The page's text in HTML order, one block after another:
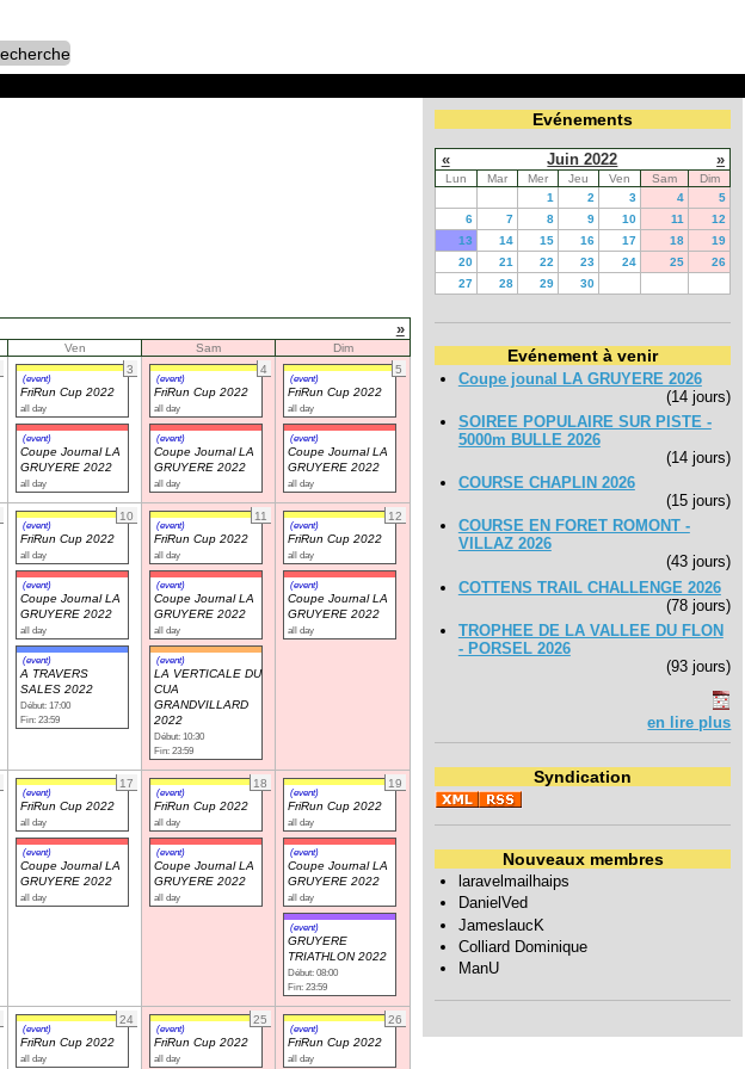
»
Ven Sam
Dim
3
(event)
FriRun Cup 2022
all day
(event)
Coupe Journal LA
GRUYERE 2022
all day
4
(event)
FriRun Cup 2022
all day
(event)
Coupe Journal LA
GRUYERE 2022
all day
5
(event)
FriRun Cup 2022
all day
(event)
Coupe Journal LA
GRUYERE 2022
all day
10
(event)
FriRun Cup 2022
all day
(event)
Coupe Journal LA
GRUYERE 2022
all day
(event)
A TRAVERS
SALES 2022
Début: 17:00
Fin: 23:59
11
(event)
FriRun Cup 2022
all day
(event)
Coupe Journal LA
GRUYERE 2022
all day
(event)
LA VERTICALE DU
CUA
GRANDVILLARD
2022
Début: 10:30
Fin: 23:59
12
(event)
FriRun Cup 2022
all day
(event)
Coupe Journal LA
GRUYERE 2022
all day
17
(event)
FriRun Cup 2022
all day
(event)
Coupe Journal LA
GRUYERE 2022
all day
18
(event)
FriRun Cup 2022
all day
(event)
Coupe Journal LA
GRUYERE 2022
all day
19
(event)
FriRun Cup 2022
all day
(event)
Coupe Journal LA
GRUYERE 2022
all day
(event)
GRUYERE
TRIATHLON 2022
Début: 08:00
Fin: 23:59
24
(event)
FriRun Cup 2022
all day
25
(event)
FriRun Cup 2022
all day
26
(event)
FriRun Cup 2022
all day
Evénements
« Juin 2022 »
Lun Mar Mer Jeu Ven Sam
Dim
1
2 3 4
5
6
7 8 9 10 11
12
13
14 15 16 17 18
19
20
21 22 23 24 25
26
27
28 29 30
Evénement à venir
Coupe jounal LA GRUYERE 2026
(14 jours)
SOIREE POPULAIRE SUR PISTE -
5000m BULLE 2026
(14 jours)
COURSE CHAPLIN 2026
(15 jours)
COURSE EN FORET ROMONT -
VILLAZ 2026
(43 jours)
COTTENS TRAIL CHALLENGE 2026
(78 jours)
TROPHEE DE LA VALLEE DU FLON
- PORSEL 2026
(93 jours)
en lire plus
Syndication
Nouveaux membres
laravelmailhaips
DanielVed
JameslaucK
Colliard Dominique
ManU